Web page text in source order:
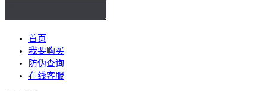
首页
我要购买
防伪查询
在线客服